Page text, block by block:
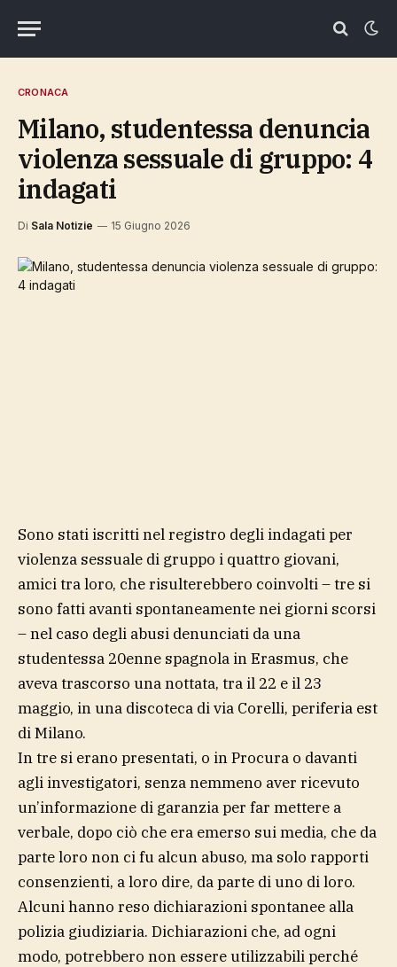
CRONACA
Milano, studentessa denuncia
violenza sessuale di gruppo: 4
indagati
Di Sala Notizie 15 Giugno 2026
Sono stati iscritti nel registro degli indagati per
violenza sessuale di gruppo i quattro giovani,
amici tra loro, che risulterebbero coinvolti – tre si
sono fatti avanti spontaneamente nei giorni scorsi
– nel caso degli abusi denunciati da una
studentessa 20enne spagnola in Erasmus, che
aveva trascorso una nottata, tra il 22 e il 23
maggio, in una discoteca di via Corelli, periferia est
di Milano.
In tre si erano presentati, o in Procura o davanti
agli investigatori, senza nemmeno aver ricevuto
un’informazione di garanzia per far mettere a
verbale, dopo ciò che era emerso sui media, che da
parte loro non ci fu alcun abuso, ma solo rapporti
consenzienti, a loro dire, da parte di uno di loro.
Alcuni hanno reso dichiarazioni spontanee alla
polizia giudiziaria. Dichiarazioni che, ad ogni
modo, potrebbero non essere utilizzabili perché